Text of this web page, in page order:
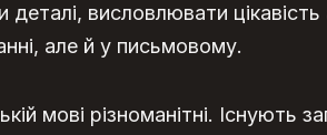
висловлювати
але й у письмовому.
мові різноманітні. Існують